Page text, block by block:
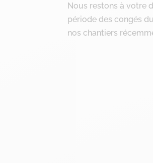
Nous restons à votre
période des congés
nos chantiers